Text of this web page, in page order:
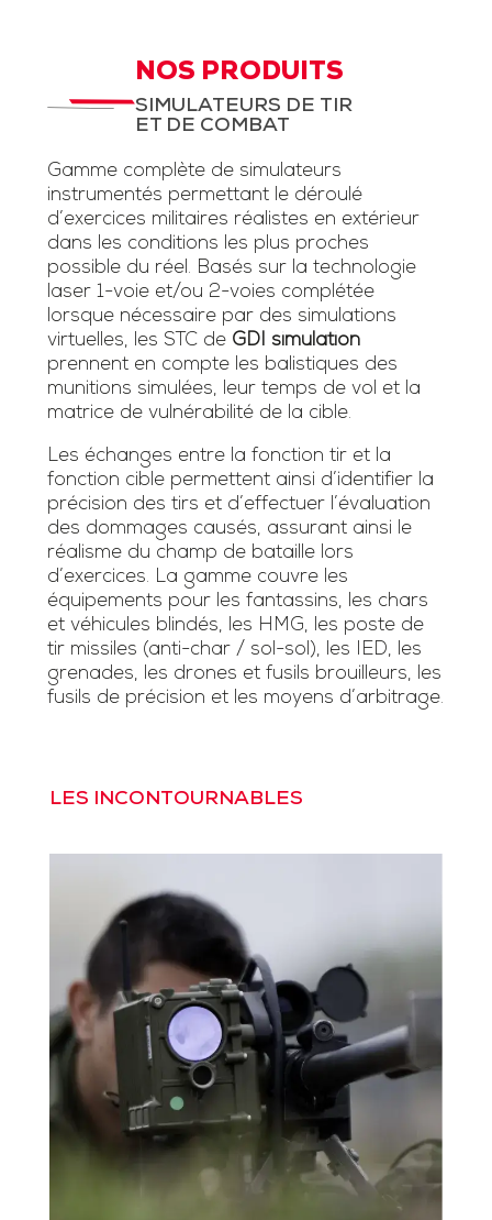
NOS PRODUITS
SIMULATEURS DE TIR
ET DE COMBAT
Gamme complète de simulateurs
instrumentés permettant le déroulé
d’exercices militaires réalistes en extérieur
dans les conditions les plus proches
possible du réel. Basés sur la technologie
laser 1-voie et/ou 2-voies complétée
lorsque nécessaire par des simulations
virtuelles, les STC de GDI simulation
prennent en compte les balistiques des
munitions simulées, leur temps de vol et la
matrice de vulnérabilité de la cible.
Les échanges entre la fonction tir et la
fonction cible permettent ainsi d’identifier la
précision des tirs et d’effectuer l’évaluation
des dommages causés, assurant ainsi le
réalisme du champ de bataille lors
d’exercices. La gamme couvre les
équipements pour les fantassins, les chars
et véhicules blindés, les HMG, les poste de
tir missiles (anti-char / sol-sol), les IED, les
grenades, les drones et fusils brouilleurs, les
fusils de précision et les moyens d’arbitrage.
LES INCONTOURNABLES